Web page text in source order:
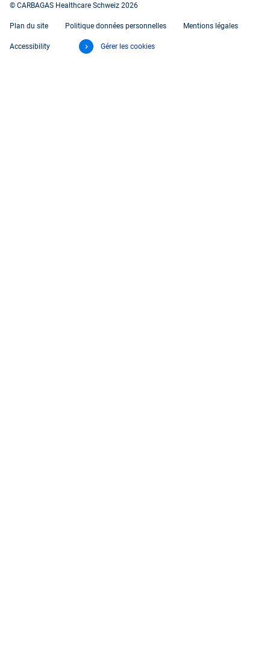
© CARBAGAS Healthcare Schweiz 2026
Plan du site Politique données personnelles Mentions légales
Accessibility Gérer les cookies